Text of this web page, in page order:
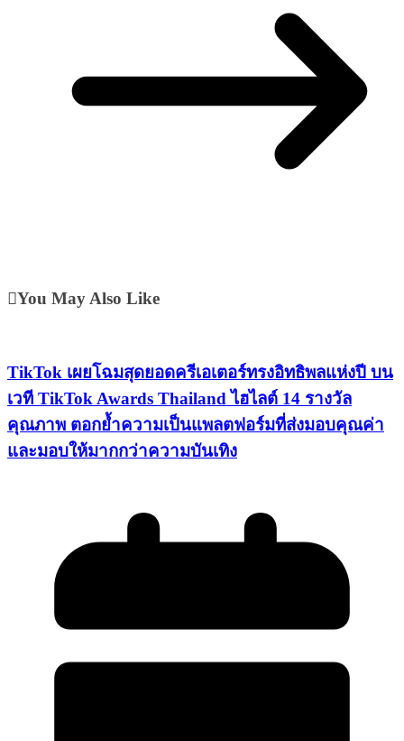
You May Also Like
TikTok เผยโฉมสุดยอดครีเอเตอร์ทรงอิทธิพลแห่งปี บน
เวที TikTok Awards Thailand ไฮไลต์ 14 รางวัล
คุณภาพ ตอกย้ำความเป็นแพลตฟอร์มที่ส่งมอบคุณค่า
และมอบให้มากกว่าความบันเทิง